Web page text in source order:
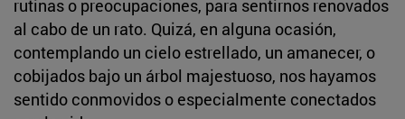
rutinas o preocupaciones, para sentirnos renovados
al cabo de un rato. Quizá, en alguna ocasión,
contemplando un cielo estrellado, un amanecer, o
cobijados bajo un árbol majestuoso, nos hayamos
sentido conmovidos o especialmente conectados